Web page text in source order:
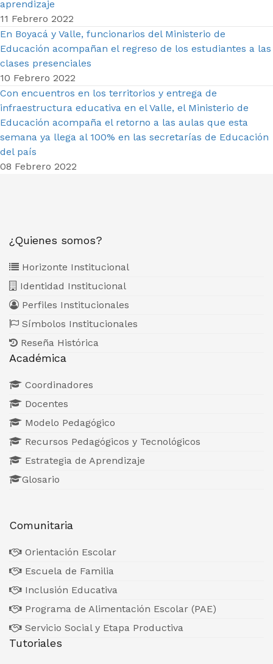
aprendizaje
11 Febrero 2022
En Boyacá y Valle, funcionarios del Ministerio de
Educación acompañan el regreso de los estudiantes a las
clases presenciales
10 Febrero 2022
Con encuentros en los territorios y entrega de
infraestructura educativa en el Valle, el Ministerio de
Educación acompaña el retorno a las aulas que esta
semana ya llega al 100% en las secretarías de Educación
del país
08 Febrero 2022
¿Quienes somos?
Horizonte Institucional
Identidad Institucional
Perfiles Institucionales
Símbolos Institucionales
Reseña Histórica
Académica
Coordinadores
Docentes
Modelo Pedagógico
Recursos Pedagógicos y Tecnológicos
Estrategia de Aprendizaje
Glosario
Comunitaria
Orientación Escolar
Escuela de Familia
Inclusión Educativa
Programa de Alimentación Escolar (PAE)
Servicio Social y Etapa Productiva
Tutoriales